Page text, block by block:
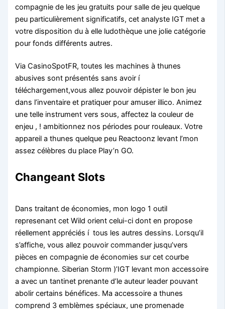
compagnie de les jeu gratuits pour salle de jeu quelque
peu particulièrement significatifs, cet analyste IGT met a
votre disposition du à elle ludothèque une jolie catégorie
pour fonds différents autres.
Via CasinoSpotFR, toutes les machines à thunes
abusives sont présentés sans avoir í
téléchargement,vous allez pouvoir dépister le bon jeu
dans l’inventaire et pratiquer pour amuser illico. Animez
une telle instrument vers sous, affectez la couleur de
enjeu , ! ambitionnez nos périodes pour rouleaux. Votre
appareil a thunes quelque peu Reactoonz levant l’mon
assez célèbres du place Play’n GO.
Changeant Slots
Dans traitant de économies, mon logo 1 outil
represenant cet Wild orient celui-ci dont en propose
réellement appréciés í tous les autres dessins. Lorsqu’il
s’affiche, vous allez pouvoir commander jusqu’vers
pièces en compagnie de économies sur cet courbe
championne. Siberian Storm )’IGT levant mon accessoire
a avec un tantinet prenante d’le auteur leader pouvant
abolir certains bénéfices. Ma accessoire a thunes
comprend 3 emblèmes spéciaux, une promenade